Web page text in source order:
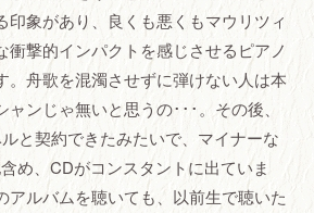
印象があり、良くも悪くもマウリツィ
衝撃的インパクトを感じさせるピアノ
。舟歌を混濁させずに弾けない人は本
ンじゃ無いと思うの･･･。その後、
と契約できたみたいで、マイナーな
め、CDがコンスタントに出ていま
アルバムを聴いても、以前生で聴いた